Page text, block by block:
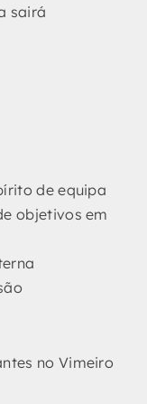
sairá
de equipa
objetivos em
no Vimeiro